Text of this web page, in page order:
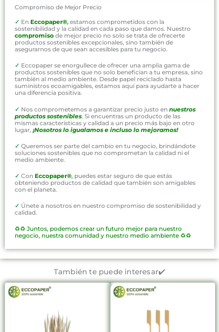
Compromiso de Mejor Precio
✓ En Eccopaper®, estamos comprometidos con la
sostenibilidad y la calidad en cada paso que damos. Nuestro
compromiso de mejor precio no solo se trata de ofrecerte
productos sostenibles excepcionales, sino también de
asegurarnos de que sean accesibles para tu negocio.
✓ Eccopaper se enorgullece de ofrecer una amplia gama de
productos sostenibles que no solo benefician a tu empresa, sino
también al medio ambiente. Desde papel reciclado hasta
suministros ecoamigables, estamos aquí para ayudarte a hacer
una diferencia positiva.
✓ Nos comprometemos a garantizar precio justo en nuestros
productos sostenibles. Si encuentras un producto de las
mismas características y calidad a un precio más bajo en otro
lugar, ¡Nosotros lo igualamos e incluso lo mejoramos!
✓ Queremos ser parte del cambio en tu negocio, brindándote
soluciones sostenibles que no comprometan la calidad ni el
medio ambiente.
✓ Con Eccopaper®, puedes estar seguro de que estás
obteniendo productos de calidad que también son amigables
con el planeta.
✓ Únete a nosotros en nuestro compromiso de sostenibilidad y
calidad.
♻️♻️ Juntos, podemos crear un futuro mejor para nuestro
negocio, nuestra comunidad y nuestro medio ambiente ♻️♻️
También te puede interesar✔️